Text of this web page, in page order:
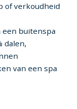
of verkoudheid
buitenspa
dalen,
van een spa